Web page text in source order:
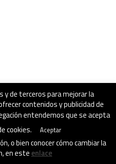
y de terceros para mejorar la
contenidos y publicidad de
entendemos que se acepta
cookies.
Aceptar
o bien conocer cómo cambiar la
en este enlace